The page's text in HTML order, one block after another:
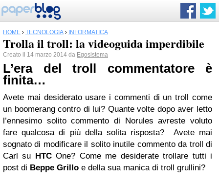
HOME › TECNOLOGIA › INFORMATICA
Trolla il troll: la videoguida imperdibile
Creato il 14 marzo 2014 da Egosistema
L’era del troll commentatore è
finita…
Avete mai desiderato usare i commenti di un troll come
un boomerang contro di lui? Quante volte dopo aver letto
l’ennesimo solito commento di Norules avreste voluto
fare qualcosa di più della solita risposta? Avete mai
sognato di modificare il solito inutile commento da troll di
Carl su HTCOne? Come me desiderate trollare tutti i
post di Beppe Grillo e della sua manica di troll grullini?